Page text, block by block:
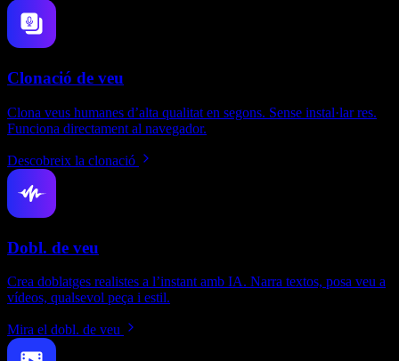
Clonació de veu
Clona veus humanes d’alta qualitat en segons. Sense instal·lar res.
Funciona directament al navegador.
Descobreix la clonació
Dobl. de veu
Crea doblatges realistes a l’instant amb IA. Narra textos, posa veu a
vídeos, qualsevol peça i estil.
Mira el dobl. de veu